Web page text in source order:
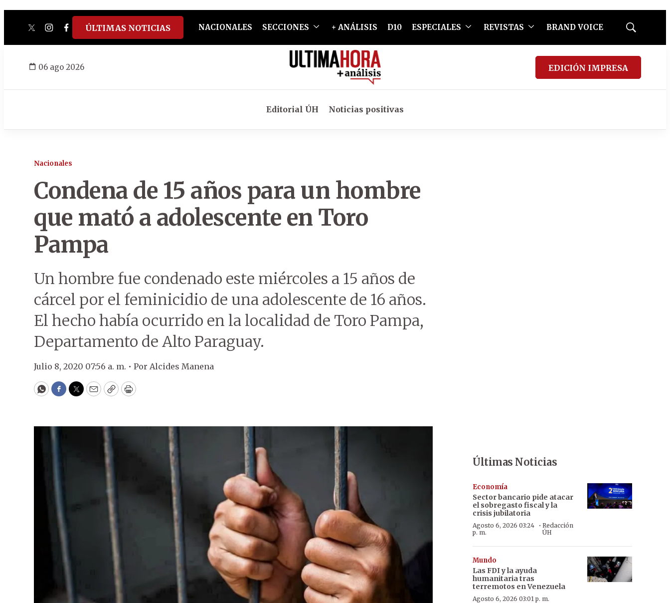
twitterinstagram
facebook
tiktokyoutube
spotify
ÚLTIMAS NOTICIAS NACIONALES SECCIONES + ANÁLISIS D10 ESPECIALES REVISTAS BRAND VOICE
Mostrar
06 ago 2026 EDICIÓN IMPRESA
Editorial ÚH Noticias positivas
Nacionales
Condena de 15 años para un hombre
que mató a adolescente en Toro
Pampa
Un hombre fue condenado este miércoles a 15 años de
cárcel por el feminicidio de una adolescente de 16 años.
El hecho había ocurrido en la localidad de Toro Pampa,
Departamento de Alto Paraguay.
Julio 8, 2020 07:56 a. m. • Por Alcides Manena
WhatsApp
Facebook
Twitter
EmailCopyPrint
Últimas Noticias
Economía
Sector bancario pide atacar
el sobregasto fiscal y la
crisis jubilatoria
Agosto 6, 2026 03:24
p. m.
· Redacción
ÚH
Mundo
Las FDI y la ayuda
humanitaria tras
terremotos en Venezuela
Agosto 6, 2026 03:01 p. m.